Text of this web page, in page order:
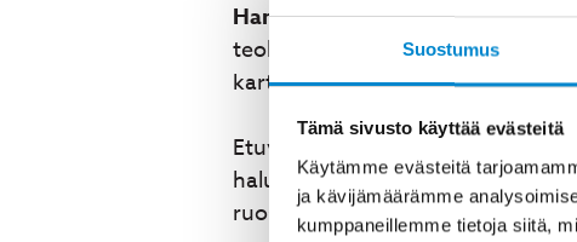
Suostumus
Tämä sivusto käyttää evästeitä
Käytämme evästeitä
ja kävijämäärämme
kumppaneillemme tietoja siitä,
Hammasvaihdemoottoritovat
teollisuussovelluksiin tarjoten
kartiohammasrattaita
Etuvaihteet ovat erillisiä
halutaan muuttaa olemassa
ruostumattomasta teräksestä,